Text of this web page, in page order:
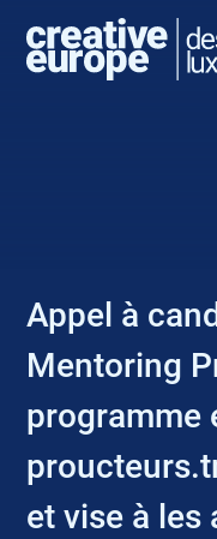
Appel à
Mentoring
programme
et vise à les